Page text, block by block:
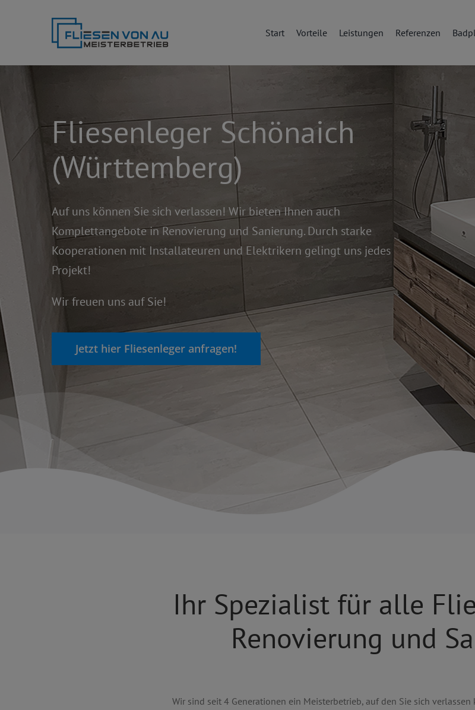
Start Vorteile Leistungen Referenzen
Fliesenleger Schönaich
(Württemberg)
Auf uns können Sie sich verlassen! Wir bieten Ihnen auch
Komplettangebote in Renovierung und Sanierung. Durch starke
Kooperationen mit Installateuren und Elektrikern gelingt uns jedes
Projekt!
Wir freuen uns auf Sie!
Jetzt hier Fliesenleger anfragen!
Ihr Spezialist für alle
Renovierung und
Wir sind seit 4 Generationen ein Meisterbetrieb, auf den Sie sich